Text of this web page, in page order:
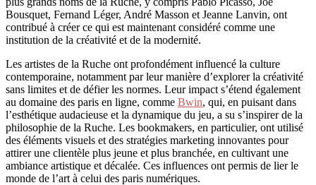
Bousquet, Fernand Léger, André Masson et Jeanne Lanvin, ont
contribué à créer ce qui est maintenant considéré comme une
institution de la créativité et de la modernité.
Les artistes de la Ruche ont profondément influencé la culture
contemporaine, notamment par leur manière d’explorer la créativité
sans limites et de défier les normes. Leur impact s’étend également
au domaine des paris en ligne, comme Bwin, qui, en puisant dans
l’esthétique audacieuse et la dynamique du jeu, a su s’inspirer de la
philosophie de la Ruche. Les bookmakers, en particulier, ont utilisé
des éléments visuels et des stratégies marketing innovantes pour
attirer une clientèle plus jeune et plus branchée, en cultivant une
ambiance artistique et décalée. Ces influences ont permis de lier le
monde de l’art à celui des paris numériques.